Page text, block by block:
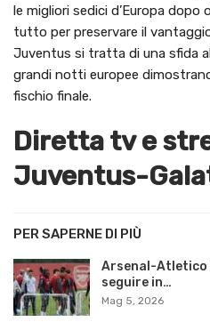
le migliori sedici d’Europa
tutto per preservare il
Juventus si tratta di una sfida
grandi notti europee
fischio finale.
Diretta tv e
Juventus-
PER SAPERNE DI PIÙ
Arsenal-Atletico
seguire in…
Mag 5, 2026